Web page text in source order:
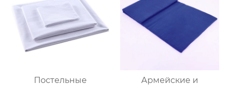
Постельные
Армейские и